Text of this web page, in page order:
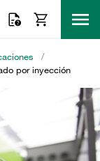
/
por inyección